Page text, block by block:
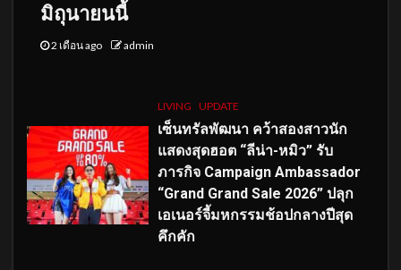
มิถุนายนนี้
2 เดือน ago admin
LIVING UPDATE
เซ็นทรัลพัฒนา คว้าสองสาวนัก
แสดงสุดฮอต “ลีน่า-หมิว” รับ
ภารกิจ Campaign Ambassador
“Grand Grand Sale 2026” ปลุก
เอเนอร์จี้มหกรรมช้อปกลางปีสุด
คึกคัก